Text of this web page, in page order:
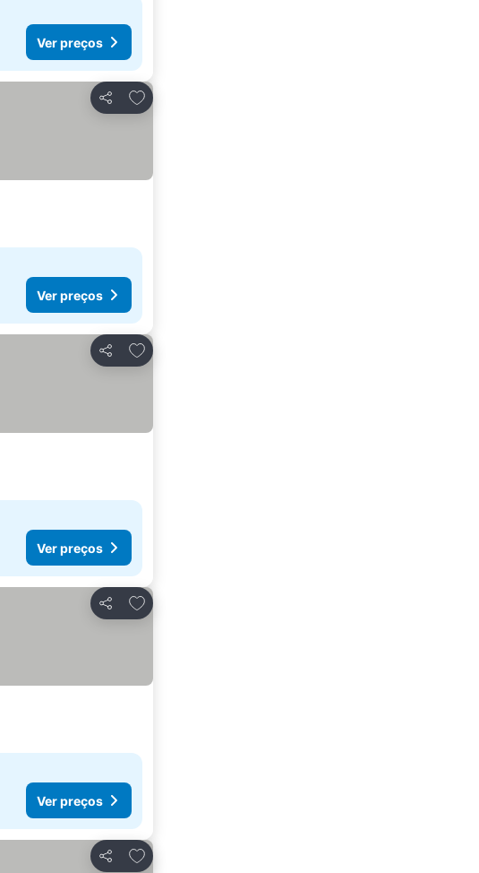
Ver preços
Partilhar
Adicionar aos favoritos
Ver preços
Partilhar
Adicionar aos favoritos
Ver preços
Partilhar
Adicionar aos favoritos
Ver preços
Partilhar
Adicionar aos favoritos